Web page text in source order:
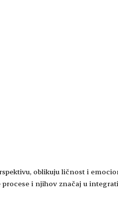
oblikuju ličnost i
i njihov značaj u